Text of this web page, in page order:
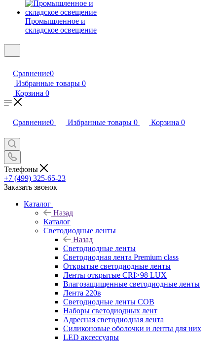
Промышленное и
складское освещение
Сравнение0
Избранные товары 0
Корзина 0
Сравнение0 Избранные товары 0 Корзина 0
Телефоны
+7 (499) 325-65-23
Заказать звонок
Каталог
Назад
Каталог
Светодиодные ленты
Назад
Светодиодные ленты
Светодиодная лента Premium class
Открытые светодиодные ленты
Ленты открытые CRI>98 LUX
Влагозащищенные светодиодные ленты
Лента 220в
Светодиодные ленты COB
Наборы светодиодных лент
Адресная светодиодная лента
Силиконовые оболочки и ленты для них
LED аксессуары